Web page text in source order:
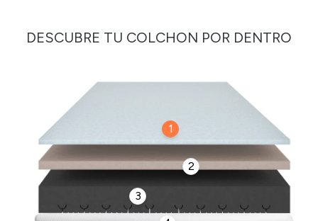
DESCUBRE TU COLCHON POR DENTRO
1
2
3